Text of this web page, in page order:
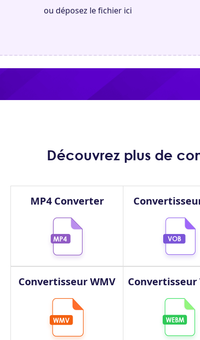
ou déposez le fichier ici
Découvrez plus de
MP4 Converter
Convertisseur WMV Convertisseur